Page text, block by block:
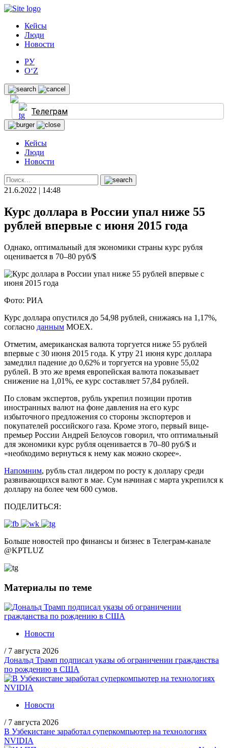
Кейсы
Люди
Новости
РУ
O‘Z
Телеграм
Кейсы
Люди
Новости
21.6.2022 | 14:48
Курс доллара в России упал ниже 55
рублей впервые с июня 2015 года
Однако, оптимальный для экономики страны курс рубля
оценивается в 70–80 руб/$
Фото: РИА
Курс доллара опустился до 54,98 рублей, снижаясь на 1,17%,
согласно данным MOEX.
Отметим, американская валюта торгуется ниже 55 рублей
впервые с 30 июня 2015 года. К утру 21 июня курс доллара
замедлил падение до 0,62% и торгуется на уровне 55,02
рублей. В это же время европейская валюта показывает
снижение на 1,01%, ее курс составляет 57,84 рублей.
По словам экспертов, рубль укрепил позиции против
иностранных валют на фоне давления на его курс
избыточного предложения со стороны экспортеров и
покупателей российского газа. Кроме этого, первый вице-
премьер России Андрей Белоусов говорил, что оптимальный
для экономики курс рубля оценивается в 70–80 руб/$ и
«необходимо вернуться к нему как можно скорее».
Напомним, рубль стал лидером по росту к доллару среди
развивающихся валют в мае. Сум начиная с марта укрепился к
доллару на более чем 600 сумов.
ПОДЕЛИТЬСЯ:
Больше новостей про финансы и бизнес в Телеграм-канале
@KPTLUZ
Материалы по теме
Новости
/ 7 августа 2026
Дональд Трамп подписал указы об ограничении гражданства
по рождению в США
Новости
/ 7 августа 2026
В Узбекистане заработал суперкомпьютер на технологиях
NVIDIA